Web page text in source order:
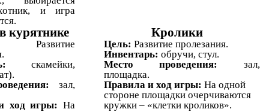
и игра
курятнике
Развитие
скамейки,
зал,
ход игры:На
Кролики
Цель: Развитие пролезания.
Инвентарь: обручи, стул.
Место проведения: зал,
площадка.
Правила и ход игры: На одной
стороне площадки очерчиваются
кружки – «клетки кроликов».